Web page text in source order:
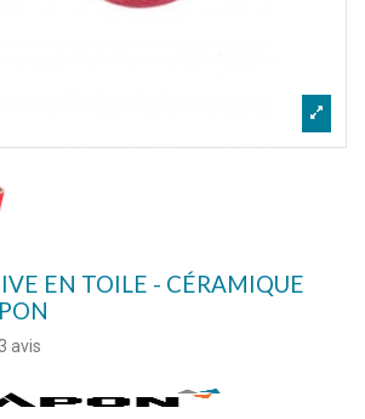
EN TOILE - CÉRAMIQUE
3 avis